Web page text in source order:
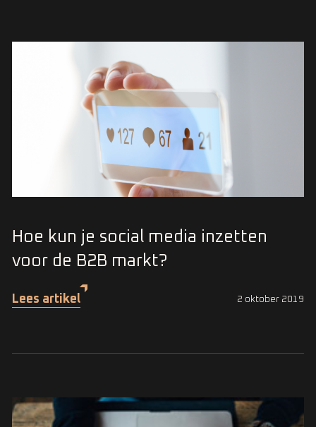
Hoe kun je social media inzetten
voor de B2B markt?
Lees artikel 2 oktober 2019